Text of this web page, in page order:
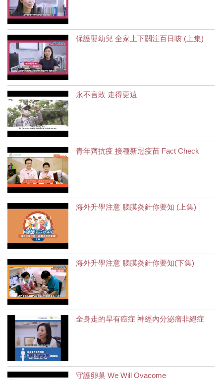
保護嬰幼兒 全家上下關注百日咳 (上集)
永不言敗 走得更遠
青年齊抗疫 接種新冠疫苗 Fact Check
海外升學注意 腦膜炎針你要知 (上集)
海外升學注意 腦膜炎針你要知(下集)
全身走的旱有癌症 神經內分泌瘤非絕症
守護卵巢 We Will Ovacome